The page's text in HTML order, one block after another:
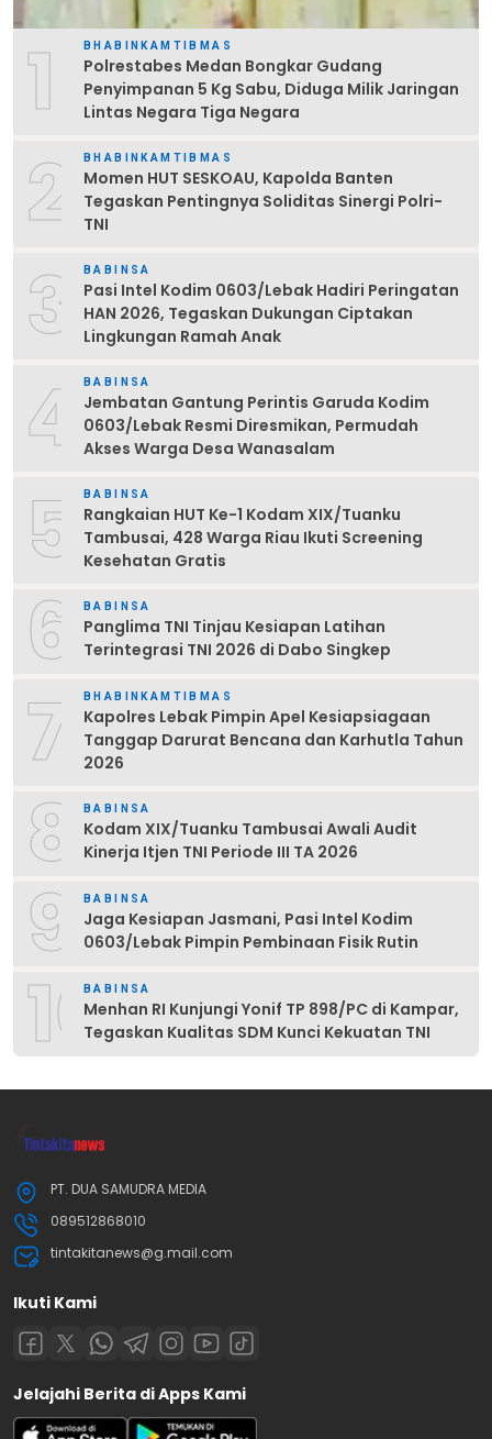
1 BHABINKAMTIBMAS
Polrestabes Medan Bongkar Gudang
Penyimpanan 5 Kg Sabu, Diduga Milik Jaringan
Lintas Negara Tiga Negara
2 BHABINKAMTIBMAS
Momen HUT SESKOAU, Kapolda Banten
Tegaskan Pentingnya Soliditas Sinergi Polri-
TNI
3 BABINSA
Pasi Intel Kodim 0603/Lebak Hadiri Peringatan
HAN 2026, Tegaskan Dukungan Ciptakan
Lingkungan Ramah Anak
4 BABINSA
Jembatan Gantung Perintis Garuda Kodim
0603/Lebak Resmi Diresmikan, Permudah
Akses Warga Desa Wanasalam
5 BABINSA
Rangkaian HUT Ke-1 Kodam XIX/Tuanku
Tambusai, 428 Warga Riau Ikuti Screening
Kesehatan Gratis
6 BABINSA
Panglima TNI Tinjau Kesiapan Latihan
Terintegrasi TNI 2026 di Dabo Singkep
7 BHABINKAMTIBMAS
Kapolres Lebak Pimpin Apel Kesiapsiagaan
Tanggap Darurat Bencana dan Karhutla Tahun
2026
8 BABINSA
Kodam XIX/Tuanku Tambusai Awali Audit
Kinerja Itjen TNI Periode III TA 2026
9 BABINSA
Jaga Kesiapan Jasmani, Pasi Intel Kodim
0603/Lebak Pimpin Pembinaan Fisik Rutin
10BABINSA
Menhan RI Kunjungi Yonif TP 898/PC di Kampar,
Tegaskan Kualitas SDM Kunci Kekuatan TNI
PT. DUA SAMUDRA MEDIA
089512868010
tintakitanews@g.mail.com
Ikuti Kami
Jelajahi Berita di Apps Kami